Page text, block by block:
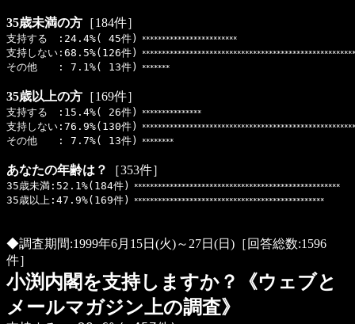
35歳未満の方 ［184件］
支持する :24.4%( 45件) ************************
支持しない:68.5%(126件)
その他 : 7.1%( 13件) *******
35歳以上の方 ［169件］
支持する :15.4%( 26件) ***************
支持しない:76.9%(130件)
その他 : 7.7%( 13件) ********
あなたの年齢は？ ［353件］
35歳未満:52.1%(184件) ****************************************************
35歳以上:47.9%(169件) ************************************************
◆調査期間:1999年6月15日(火)～27日(日)［回答総数:1596
件］
小渕内閣を支持しますか？《ウェブと
メールマガジン上の調査》